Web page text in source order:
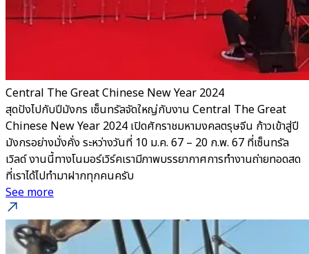
Central The Great Chinese New Year 2024
สุดปังไปกับปีมังกร เซ็นทรัลจัดใหญ่กับงาน Central The Great
Chinese New Year 2024 เปิดศักราชมหามงคลตรุษจีน ก้าวเข้าสู่ปี
มังกรอย่างมั่งคั่ง ระหว่างวันที่ 10 ม.ค. 67 – 20 ก.พ. 67 ที่เซ็นทรัล
เวิลด์ งานนี้ทางโนมอร์เวิร์คเรามีภาพบรรยากาศการทำงานถ่ายทอดสด
ที่เราได้ไปทำมาฝากทุกคนครับ
See more